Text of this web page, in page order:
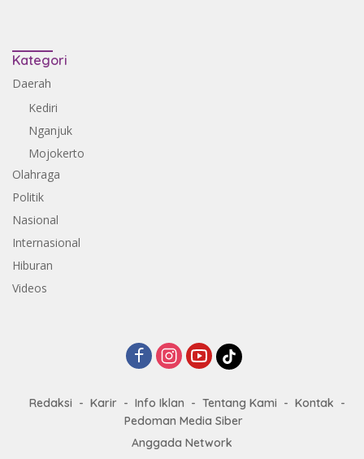
Kategori
Daerah
Kediri
Nganjuk
Mojokerto
Olahraga
Politik
Nasional
Internasional
Hiburan
Videos
Redaksi Karir Info Iklan Tentang Kami
Kontak
Pedoman Media Siber
Anggada Network